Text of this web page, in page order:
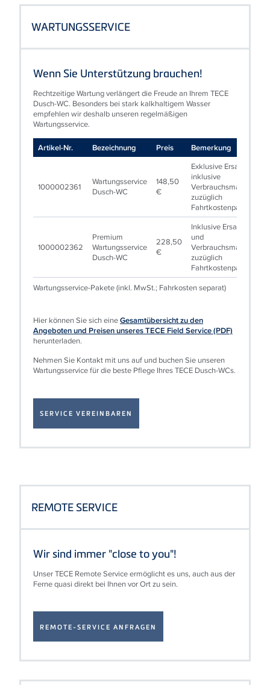
WARTUNGSSERVICE
Wenn Sie Unterstützung brauchen!
Rechtzeitige Wartung verlängert die Freude an Ihrem TECE
Dusch-WC. Besonders bei stark kalkhaltigem Wasser
empfehlen wir deshalb unseren regelmäßigen
Wartungsservice.
Wartungsservice‑Pakete (inkl. MwSt.; Fahrkosten separat)
Artikel‑Nr. Bezeichnung Preis Bemerkung
1000002361
Wartungsservice
Dusch-WC
148,50
€
Exklusive Ersatzteile,
inklusive
Verbrauchsmaterial;
zuzüglich
Fahrtkostenpauschale
1000002362
Premium
Wartungsservice
Dusch‑WC
228,50
€
Inklusive Ersatzteile
und
Verbrauchsmaterial;
zuzüglich
Fahrtkostenpauschale
Hier können Sie sich eineGesamtübersicht zu den
Angeboten und Preisen unseres TECE Field Service (PDF)
herunterladen.
Nehmen Sie Kontakt mit uns auf und buchen Sie unseren
Wartungsservice für die beste Pflege Ihres TECE Dusch-WCs.
SERVICE VEREINBAREN
REMOTE SERVICE
Wir sind immer "close to you"!
Unser TECE Remote Service ermöglicht es uns, auch aus der
Ferne quasi direkt bei Ihnen vor Ort zu sein.
REMOTE‑SERVICE ANFRAGEN